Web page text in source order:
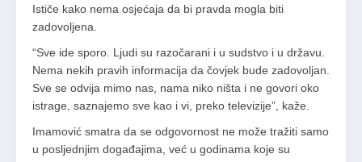
Ističe kako nema osjećaja da bi pravda mogla biti
zadovoljena.
“Sve ide sporo. Ljudi su razočarani i u sudstvo i u državu.
Nema nekih pravih informacija da čovjek bude zadovoljan.
Sve se odvija mimo nas, nama niko ništa i ne govori oko
istrage, saznajemo sve kao i vi, preko televizije”, kaže.
Imamović smatra da se odgovornost ne može tražiti samo
u posljednjim događajima, već u godinama koje su